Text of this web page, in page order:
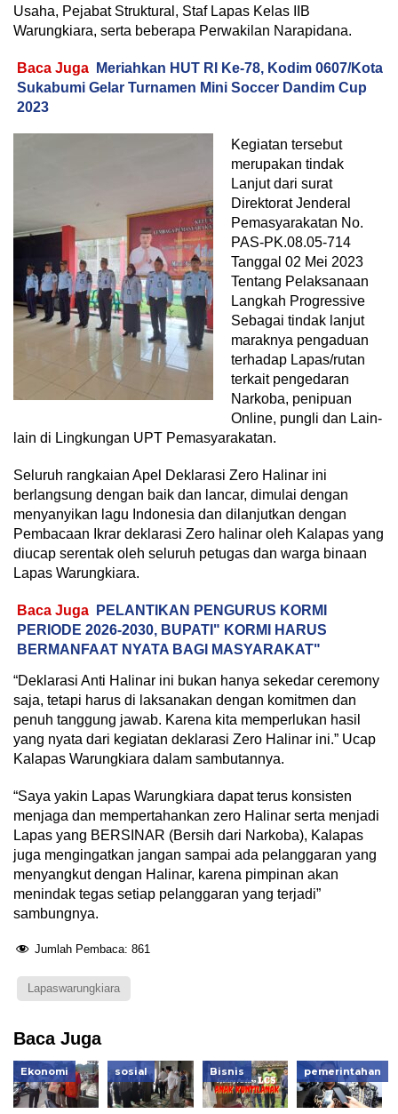
Usaha, Pejabat Struktural, Staf Lapas Kelas IIB
Warungkiara, serta beberapa Perwakilan Narapidana.
Baca Juga
Meriahkan HUT RI Ke-78, Kodim 0607/Kota
Sukabumi Gelar Turnamen Mini Soccer Dandim Cup
2023
Kegiatan tersebut
merupakan tindak
Lanjut dari surat
Direktorat Jenderal
Pemasyarakatan No.
PAS-PK.08.05-714
Tanggal 02 Mei 2023
Tentang Pelaksanaan
Langkah Progressive
Sebagai tindak lanjut
maraknya pengaduan
terhadap Lapas/rutan
terkait pengedaran
Narkoba, penipuan
Online, pungli dan Lain-
lain di Lingkungan UPT Pemasyarakatan.
Seluruh rangkaian Apel Deklarasi Zero Halinar ini
berlangsung dengan baik dan lancar, dimulai dengan
menyanyikan lagu Indonesia dan dilanjutkan dengan
Pembacaan Ikrar deklarasi Zero halinar oleh Kalapas yang
diucap serentak oleh seluruh petugas dan warga binaan
Lapas Warungkiara.
Baca Juga
PELANTIKAN PENGURUS KORMI
PERIODE 2026-2030, BUPATI" KORMI HARUS
BERMANFAAT NYATA BAGI MASYARAKAT"
“Deklarasi Anti Halinar ini bukan hanya sekedar ceremony
saja, tetapi harus di laksanakan dengan komitmen dan
penuh tanggung jawab. Karena kita memperlukan hasil
yang nyata dari kegiatan deklarasi Zero Halinar ini.” Ucap
Kalapas Warungkiara dalam sambutannya.
“Saya yakin Lapas Warungkiara dapat terus konsisten
menjaga dan mempertahankan zero Halinar serta menjadi
Lapas yang BERSINAR (Bersih dari Narkoba), Kalapas
juga mengingatkan jangan sampai ada pelanggaran yang
menyangkut dengan Halinar, karena pimpinan akan
menindak tegas setiap pelanggaran yang terjadi”
sambungnya.
Jumlah Pembaca: 861
Lapaswarungkiara
Baca Juga
Ekonomi sosial Bisnis pemerintahan